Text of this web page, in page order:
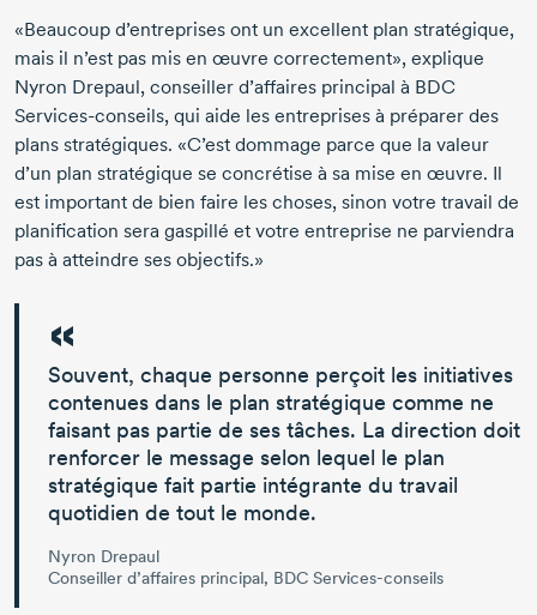
«Beaucoup d’entreprises ont un excellent plan stratégique,
mais il n’est pas mis en œuvre correctement», explique
Nyron Drepaul, conseiller d’affaires principal à BDC
Services-conseils, qui aide les entreprises à préparer des
plans stratégiques. «C’est dommage parce que la valeur
d’un plan stratégique se concrétise à sa mise en œuvre. Il
est important de bien faire les choses, sinon votre travail de
planification sera gaspillé et votre entreprise ne parviendra
pas à atteindre ses objectifs.»
Souvent, chaque personne perçoit les initiatives
contenues dans le plan stratégique comme ne
faisant pas partie de ses tâches. La direction doit
renforcer le message selon lequel le plan
stratégique fait partie intégrante du travail
quotidien de tout le monde.
Nyron Drepaul
Conseiller d’affaires principal, BDC Services-conseils